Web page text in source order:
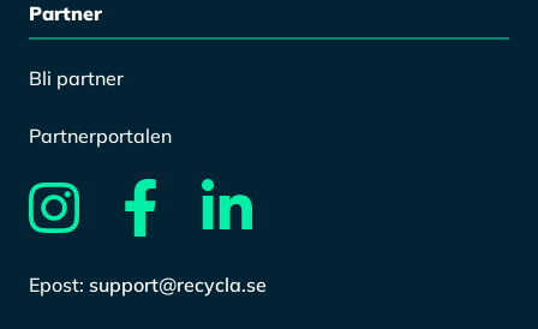
Partner
Bli partner
Partnerportalen
Epost: support@recycla.se